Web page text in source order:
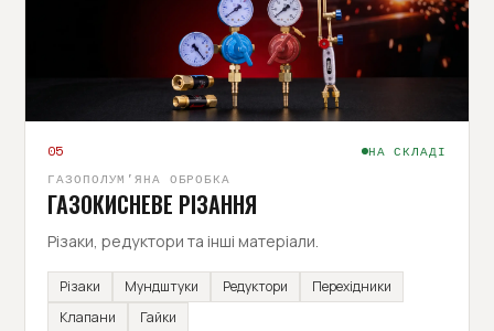
05
НА СКЛАДІ
ГАЗОПОЛУМ'ЯНА ОБРОБКА
ГАЗОКИСНЕВЕ РІЗАННЯ
Різаки, редуктори та інші матеріали.
Різаки Мундштуки Редуктори
Перехідники
Клапани
Гайки